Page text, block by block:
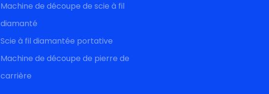
Machine de découpe de scie à fil
diamanté
Scie à fil diamantée portative
Machine de découpe de pierre de
carrière